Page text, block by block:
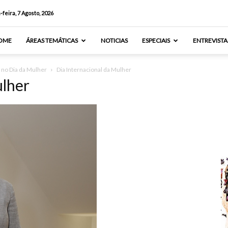
feira, 7 Agosto, 2026
ÁREAS TEMÁTICAS NOTICIAS ESPECIAIS
Dia da Mulher Dia Internacional da Mulher